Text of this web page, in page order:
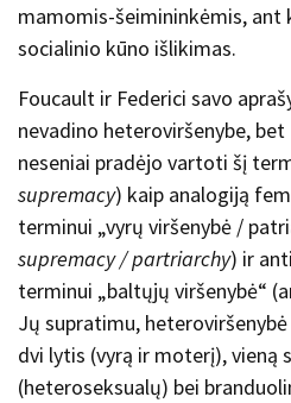
mamomis-šeimininkėmis, ant
socialinio kūno išlikimas.
Foucault ir Federici savo
nevadino heteroviršenybe,
neseniai pradėjo vartoti šį
supremacy) kaip analogiją
terminui „vyrų viršenybė /
supremacy / partriarchy) ir
terminui „baltųjų viršenybė“
Jų supratimu,
dvi lytis (vyrą ir moterį), vieną
(heteroseksualų) bei